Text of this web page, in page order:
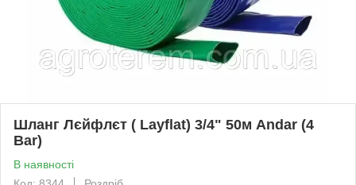
Шланг Лєйфлєт ( Layflat) 3/4" 50м Andar (4
Bar)
В наявності